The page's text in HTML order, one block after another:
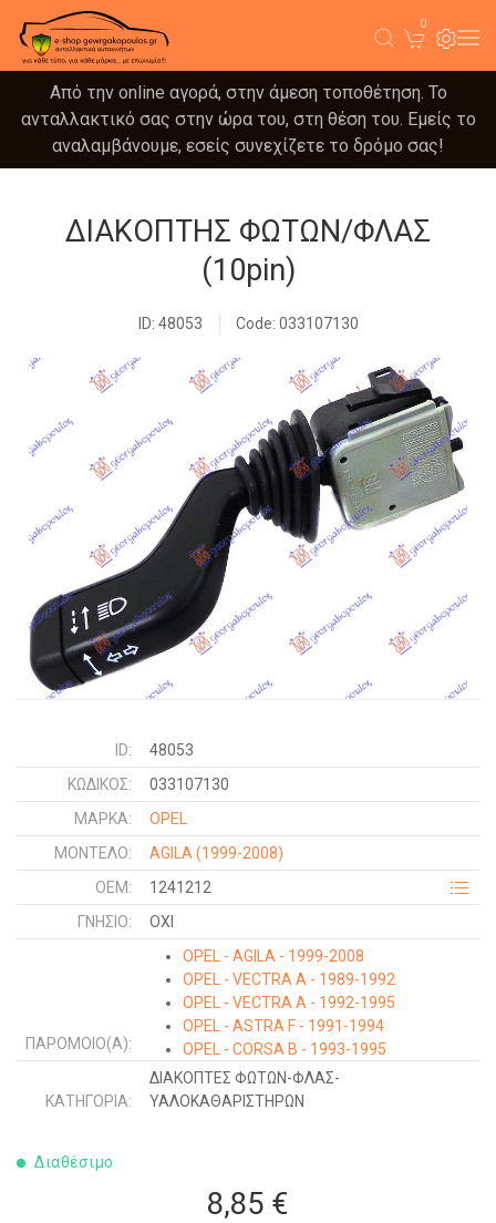
0
Από την online αγορά, στην άμεση τοποθέτηση. Το
ανταλλακτικό σας στην ώρα του, στη θέση του. Εμείς το
αναλαμβάνουμε, εσείς συνεχίζετε το δρόμο σας!
ΔΙΑΚΟΠΤΗΣ ΦΩΤΩΝ/ΦΛΑΣ
(10pin)
ID: 48053 Code: 033107130
ID:
48053
ΚΩΔΙΚΌΣ:
033107130
ΜΑΡΚΑ:
OPEL
ΜΟΝΤΕΛΟ:
AGILA (1999-2008)
OEM:
1241212
ΓΝΉΣΙΟ:
ΟΧΙ
ΠΑΡΌΜΟΙΟ(Α):
OPEL - AGILA - 1999-2008
OPEL - VECTRA A - 1989-1992
OPEL - VECTRA A - 1992-1995
OPEL - ASTRA F - 1991-1994
OPEL - CORSA B - 1993-1995
OPEL - OMEGA A - 1991-1994
OPEL - OMEGA B - 1994-2003
OPEL - CORSA B - 1996-1997
OPEL - CORSA B - 1997-2000
ΚΑΤΗΓΟΡΊΑ:
ΔΙΑΚΟΠΤΕΣ ΦΩΤΩΝ-ΦΛΑΣ-
ΥΑΛΟΚΑΘΑΡΙΣΤΗΡΩΝ
Διαθέσιμο
8,85 €